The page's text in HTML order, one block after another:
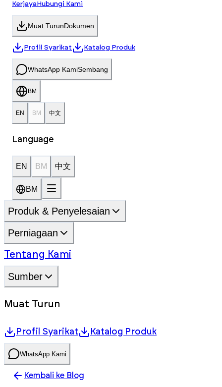
Kerjaya Hubungi Kami
Muat TurunDokumen
Profil Syarikat Katalog Produk
WhatsApp KamiSembang
BM
EN BM 中文
Language
EN BM 中文
BM
Produk & Penyelesaian
Perniagaan
Tentang Kami
Sumber
Muat Turun
Profil Syarikat Katalog Produk
WhatsApp Kami
Kembali ke Blog